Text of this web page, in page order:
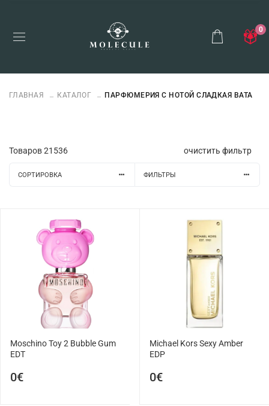
0
ГЛАВНАЯ КАТАЛОГ ПАРФЮМЕРИЯ С НОТОЙ СЛАДКАЯ ВАТА
Товаров21536 очистить фильтр
СОРТИРОВКА ФИЛЬТРЫ
Moschino Toy 2 Bubble Gum
EDT
0€
Michael Kors Sexy Amber
EDP
0€